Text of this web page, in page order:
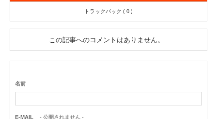
トラックバック ( 0 )
この記事へのコメントはありません。
名前
E-MAIL - 公開されません -